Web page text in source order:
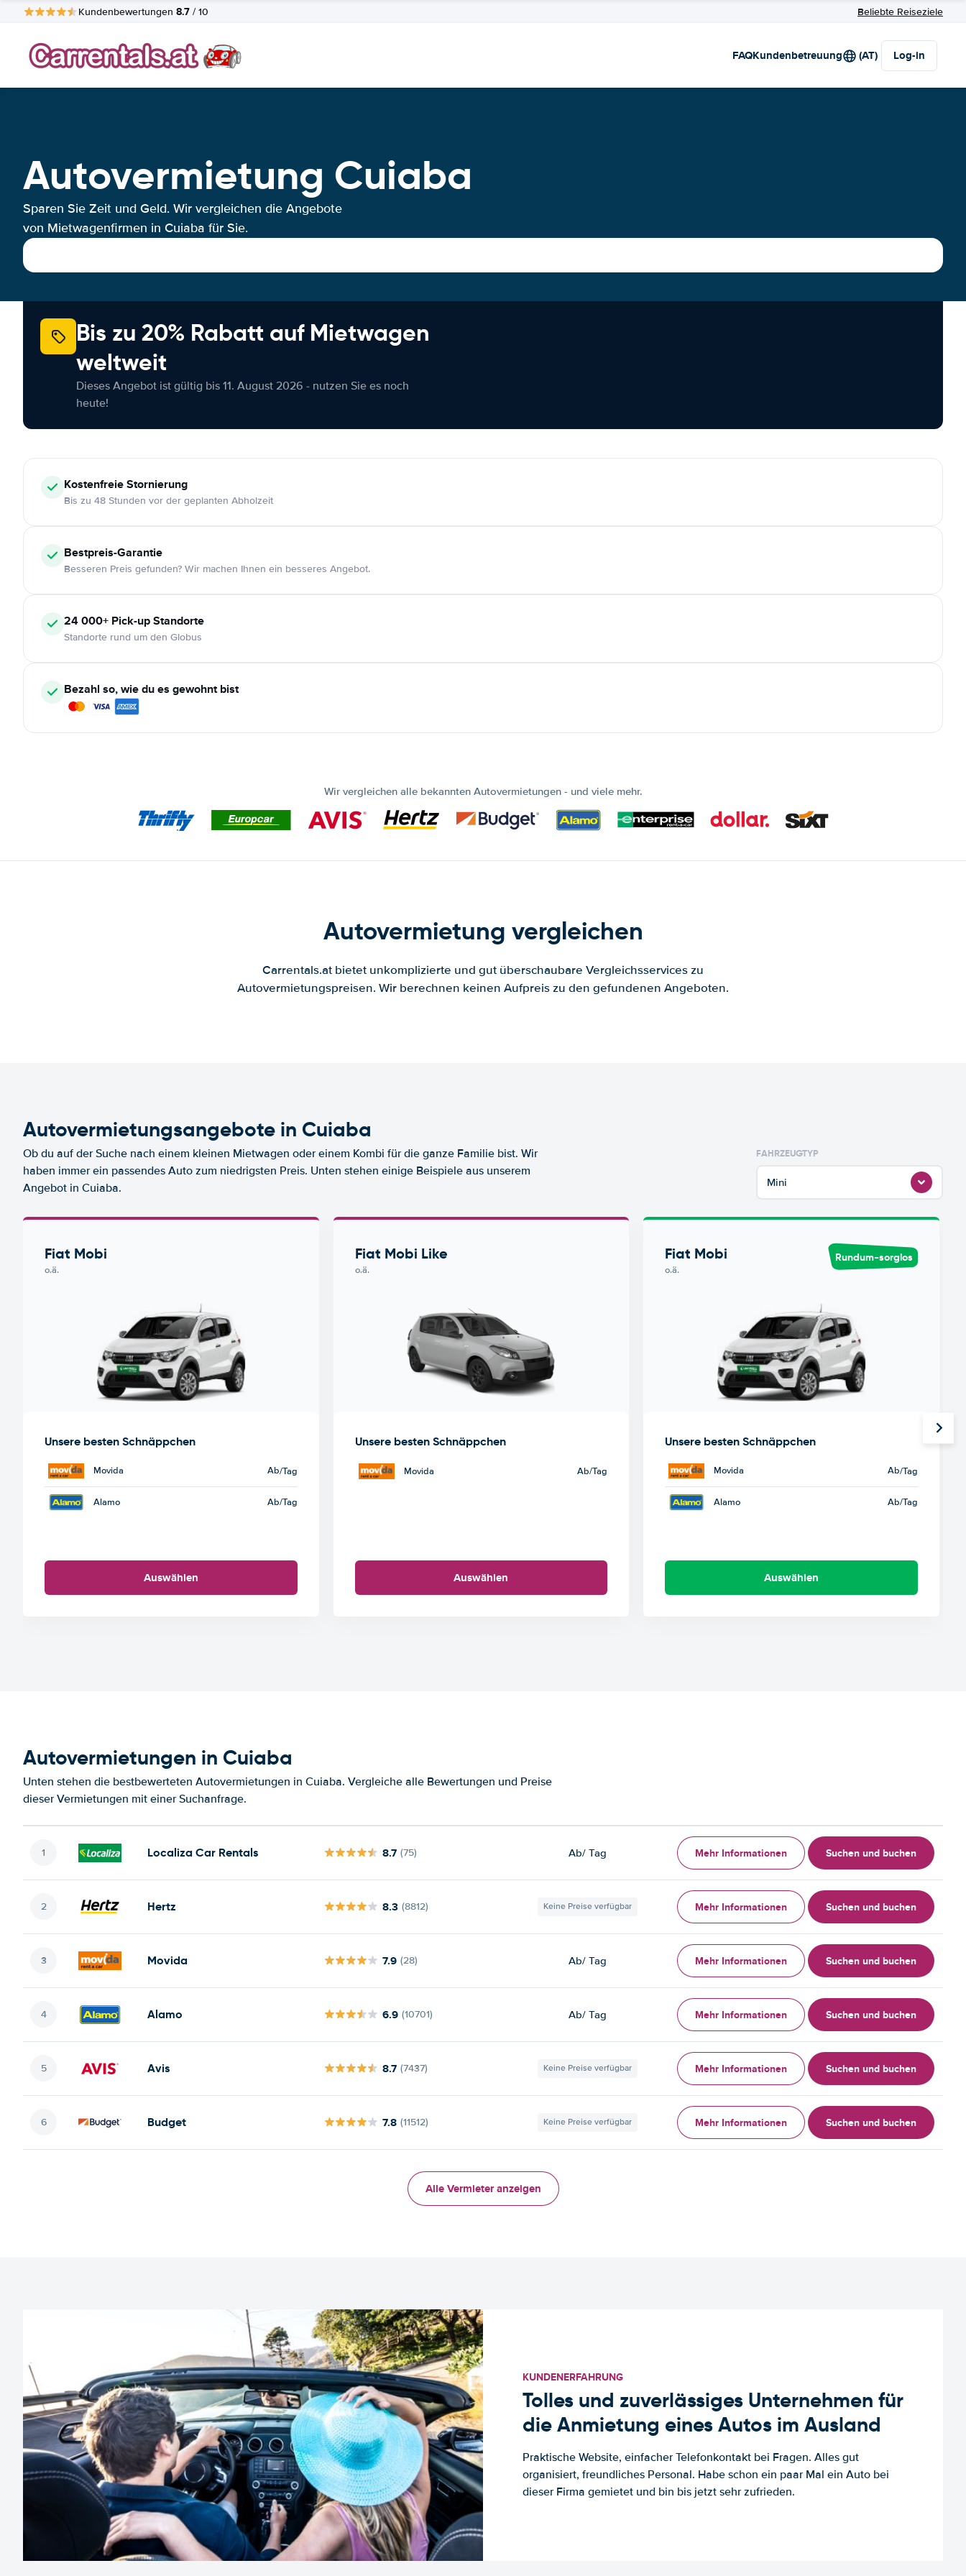
Kundenbewertungen 8.7 / 10 Beliebte Reiseziele
FAQKundenbetreuung (AT) Log-in
Autovermietung Cuiaba
Sparen Sie Zeit und Geld. Wir vergleichen die Angebote
von Mietwagenfirmen in Cuiaba für Sie.
Bis zu 20% Rabatt auf Mietwagen
weltweit
Dieses Angebot ist gültig bis 11. August 2026 - nutzen Sie es noch
heute!
KostenfreieStornierung
Bis zu 48 Stunden vor der geplanten Abholzeit
Bestpreis-Garantie
Besseren Preis gefunden? Wir machen Ihnen ein besseres Angebot.
24 000+ Pick-up Standorte
Standorte rund um den Globus
Bezahl so, wie du es gewohnt bist
Wir vergleichen alle bekannten Autovermietungen - und viele mehr.
Autovermietung vergleichen
Carrentals.at bietet unkomplizierte und gut überschaubare Vergleichsservices zu
Autovermietungspreisen. Wir berechnen keinen Aufpreis zu den gefundenen Angeboten.
Autovermietungsangebote in Cuiaba
Ob du auf der Suche nach einem kleinen Mietwagen oder einem Kombi für die ganze Familie bist. Wir
haben immer ein passendes Auto zum niedrigsten Preis. Unten stehen einige Beispiele aus unserem
Angebot in Cuiaba.
FAHRZEUGTYP
Mini
Fiat Mobi
o.ä.
Unsere besten Schnäppchen
Movida Ab/Tag
Alamo Ab/Tag
Auswählen
Fiat Mobi Like
o.ä.
Unsere besten Schnäppchen
Movida Ab/Tag
Auswählen
Fiat Mobi
o.ä.
Rundum-sorglos
Unsere besten Schnäppchen
Movida Ab/Tag
Alamo Ab/Tag
Auswählen
Autovermietungen in Cuiaba
Unten stehen die bestbewerteten Autovermietungen in Cuiaba. Vergleiche alle Bewertungen und Preise
dieser Vermietungen mit einer Suchanfrage.
Localiza Car Rentals 8.7 (75) Ab/ Tag Mehr Informationen Suchen und buchen
Hertz 8.3 (8812) Keine Preise verfügbar Mehr Informationen Suchen und buchen
Movida 7.9 (28) Ab/ Tag Mehr Informationen Suchen und buchen
Alamo 6.9 (10701) Ab/ Tag Mehr Informationen Suchen und buchen
Avis 8.7 (7437) Keine Preise verfügbar Mehr Informationen Suchen und buchen
Budget 7.8 (11512) Keine Preise verfügbar Mehr Informationen Suchen und buchen
Alle Vermieter anzeigen
KUNDENERFAHRUNG
Tolles und zuverlässiges Unternehmen für
die Anmietung eines Autos im Ausland
Praktische Website, einfacher Telefonkontakt bei Fragen. Alles gut
organisiert, freundliches Personal. Habe schon ein paar Mal ein Auto bei
dieser Firma gemietet und bin bis jetzt sehr zufrieden.